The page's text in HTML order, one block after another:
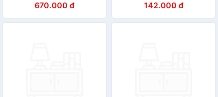
670.000 đ
Chống Thấm, Ẩm Mốc -Lớp
Dán Siêu Chắc - Hàng Chính
Hãng MINIIN(70 x 77cm)
142.000 đ